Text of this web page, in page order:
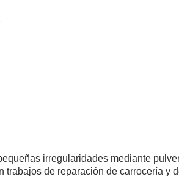
Cupón de 10 € por cada
Suscríbete al boletín: 5€ de
irregularidades mediante
de reparación de carrocería y